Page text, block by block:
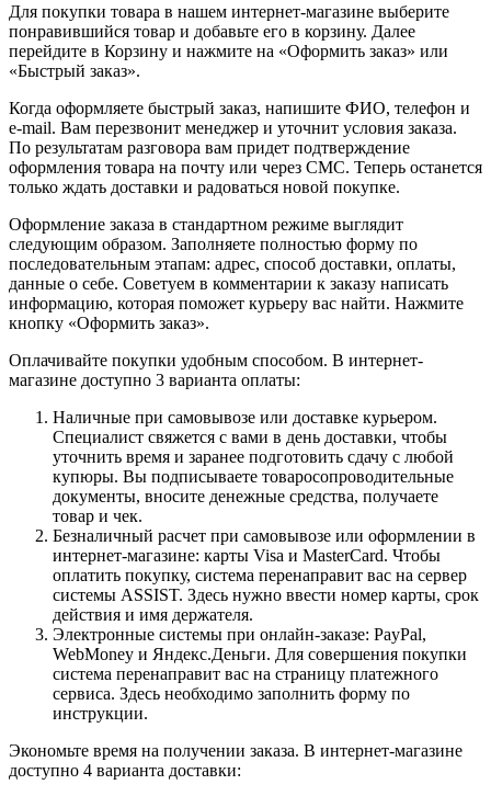
Для покупки товара в нашем интернет-магазине выберите
понравившийся товар и добавьте его в корзину. Далее
перейдите в Корзину и нажмите на «Оформить заказ» или
«Быстрый заказ».
Когда оформляете быстрый заказ, напишите ФИО, телефон и
e-mail. Вам перезвонит менеджер и уточнит условия заказа.
По результатам разговора вам придет подтверждение
оформления товара на почту или через СМС. Теперь останется
только ждать доставки и радоваться новой покупке.
Оформление заказа в стандартном режиме выглядит
следующим образом. Заполняете полностью форму по
последовательным этапам: адрес, способ доставки, оплаты,
данные о себе. Советуем в комментарии к заказу написать
информацию, которая поможет курьеру вас найти. Нажмите
кнопку «Оформить заказ».
Оплачивайте покупки удобным способом. В интернет-
магазине доступно 3 варианта оплаты:
Наличные при самовывозе или доставке курьером.
Специалист свяжется с вами в день доставки, чтобы
уточнить время и заранее подготовить сдачу с любой
купюры. Вы подписываете товаросопроводительные
документы, вносите денежные средства, получаете
товар и чек.
Безналичный расчет при самовывозе или оформлении в
интернет-магазине: карты Visa и MasterCard. Чтобы
оплатить покупку, система перенаправит вас на сервер
системы ASSIST. Здесь нужно ввести номер карты, срок
действия и имя держателя.
Электронные системы при онлайн-заказе: PayPal,
WebMoney и Яндекс.Деньги. Для совершения покупки
система перенаправит вас на страницу платежного
сервиса. Здесь необходимо заполнить форму по
инструкции.
Экономьте время на получении заказа. В интернет-магазине
доступно 4 варианта доставки: